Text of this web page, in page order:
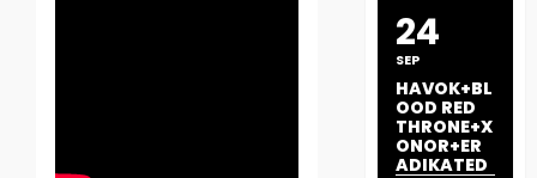
24
SEP
HAVOK+BL
OOD RED
THRONE+X
ONOR+ER
ADIKATED